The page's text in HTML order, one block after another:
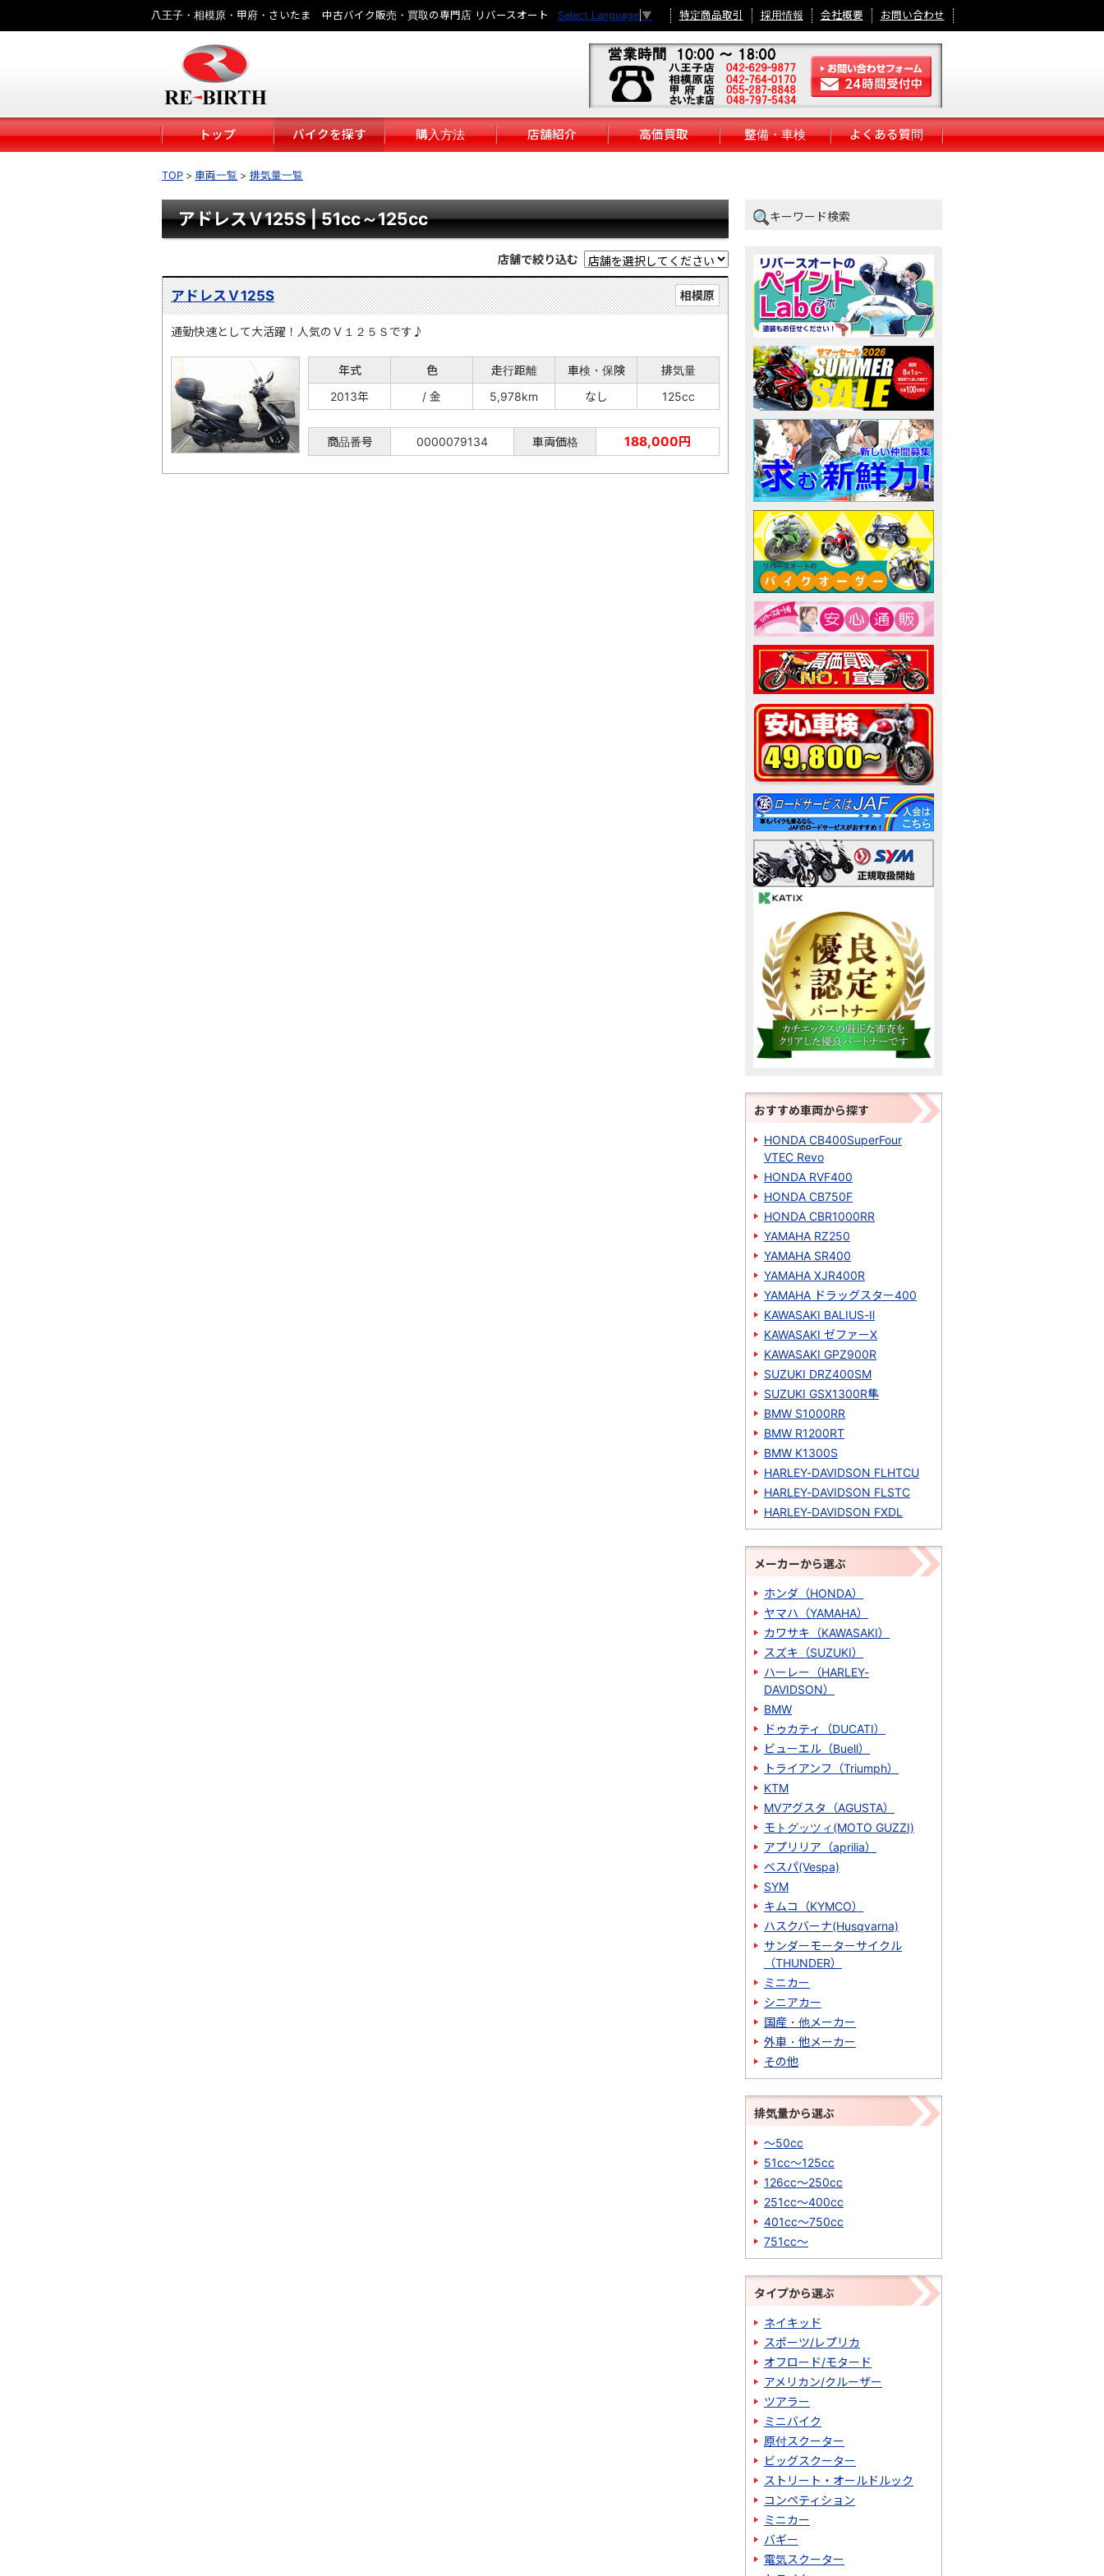
八王子・相模原・甲府・さいたま 中古バイク販売・買取の専門店 リバースオート Select Language ▼ 特定商品取引 採用情報 会社概要 お問い合わせ
トップ バイクを探す 購入方法 店舗紹介 高価買取 整備・車検 よくある質問
TOP 車両一覧 排気量一覧
アドレスＶ125S | 51cc～125cc
店舗で絞り込む
相模原
アドレスＶ125S
通勤快速として大活躍！人気のＶ１２５Ｓです♪
年式 色 走行距離 車検・保険
排気量
2013年
/ 金 5,978km なし 125cc
商品番号 0000079134 車両価格 188,000円
キーワード検索
おすすめ車両から探す
HONDA CB400SuperFour
VTEC Revo
HONDA RVF400
HONDA CB750F
HONDA CBR1000RR
YAMAHA RZ250
YAMAHA SR400
YAMAHA XJR400R
YAMAHA ドラッグスター400
KAWASAKI BALIUS-Ⅱ
KAWASAKI ゼファーΧ
KAWASAKI GPZ900R
SUZUKI DRZ400SM
SUZUKI GSX1300R隼
BMW S1000RR
BMW R1200RT
BMW K1300S
HARLEY-DAVIDSON FLHTCU
HARLEY-DAVIDSON FLSTC
HARLEY-DAVIDSON FXDL
メーカーから選ぶ
ホンダ（HONDA）
ヤマハ（YAMAHA）
カワサキ（KAWASAKI）
スズキ（SUZUKI）
ハーレー（HARLEY-
DAVIDSON）
BMW
ドゥカティ（DUCATI）
ビューエル（Buell）
トライアンフ（Triumph）
KTM
MVアグスタ（AGUSTA）
モトグッツィ(MOTO GUZZI)
アプリリア（aprilia）
ベスパ(Vespa)
SYM
キムコ（KYMCO）
ハスクバーナ(Husqvarna)
サンダーモーターサイクル
（THUNDER）
ミニカー
シニアカー
国産・他メーカー
外車・他メーカー
その他
排気量から選ぶ
～50cc
51cc～125cc
126cc～250cc
251cc～400cc
401cc～750cc
751cc～
タイプから選ぶ
ネイキッド
スポーツ/レプリカ
オフロード/モタード
アメリカン/クルーザー
ツアラー
ミニバイク
原付スクーター
ビッグスクーター
ストリート・オールドルック
コンペティション
ミニカー
バギー
電気スクーター